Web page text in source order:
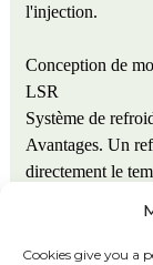
l'injection.
Conception de
LSR
Système de
Avantages. Un
directement le
température
homogène.
Cookies give you a